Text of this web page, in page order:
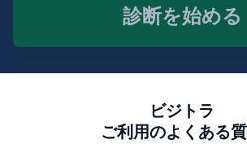
診断を始める
ビジトラ
ご利用のよくある